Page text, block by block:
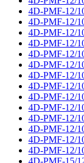
4D-PMF-12/
4D-PMF-12/
4D-PMF-12/
4D-PMF-12/
4D-PMF-12/
4D-PMF-12/
4D-PMF-12/
4D-PMF-12/
4D-PMF-12/
4D-PMF-12/
4D-PMF-12/
4D-PMF-12/
4D-PMF-12/
4D-PMF-12/